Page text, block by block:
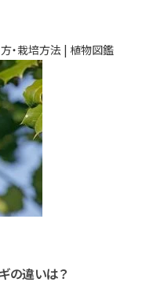
方・栽培方法 | 植物図鑑
の違いは？